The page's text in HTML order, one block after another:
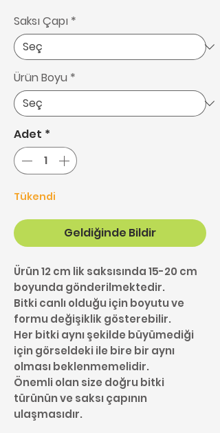
Saksı Çapı *
Ürün Boyu *
Adet *
Tükendi
Geldiğinde Bildir
Ürün 12 cm lik saksısında 15-20 cm
boyunda gönderilmektedir.
Bitki canlı olduğu için boyutu ve
formu değişiklik gösterebilir.
Her bitki aynı şekilde büyümediği
için görseldeki ile bire bir aynı
olması beklenmemelidir.
Önemli olan size doğru bitki
türünün ve saksı çapının
ulaşmasıdır.